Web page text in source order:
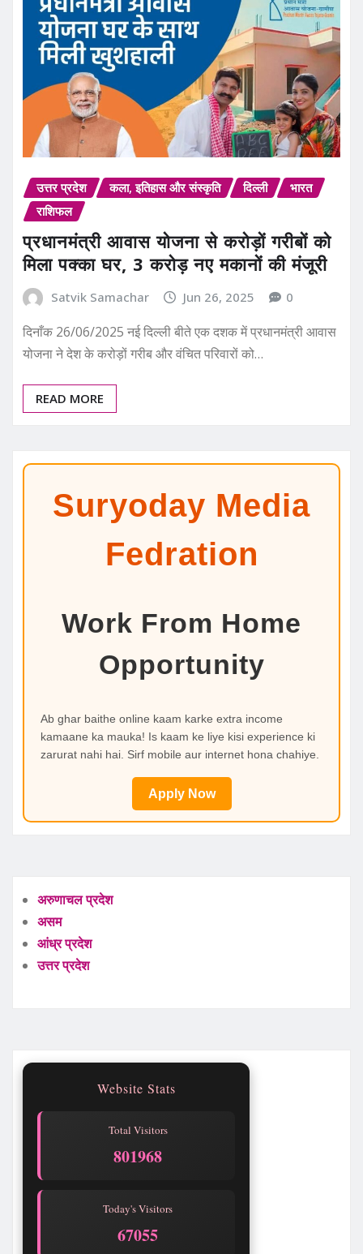
उत्तर प्रदेश कला, इतिहास और संस्कृति दिल्ली
भारत
राशिफल
प्रधानमंत्री आवास योजना से करोड़ों गरीबों को
मिला पक्का घर, 3 करोड़ नए मकानों की मंजूरी
Satvik Samachar Jun 26, 2025 0
दिनाँक 26/06/2025 नई दिल्ली बीते एक दशक में प्रधानमंत्री आवास
योजना ने देश के करोड़ों गरीब और वंचित परिवारों को…
READ MORE
Suryoday Media
Fedration
Work From Home
Opportunity
Ab ghar baithe online kaam karke extra income
kamaane ka mauka! Is kaam ke liye kisi experience ki
zarurat nahi hai. Sirf mobile aur internet hona chahiye.
Apply Now
अरुणाचल प्रदेश
असम
आंध्र प्रदेश
उत्तर प्रदेश
Website Stats
Total Visitors
801968
Today's Visitors
67055